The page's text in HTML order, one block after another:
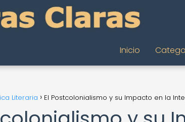
Inicio
Literaria El Postcolonialismo y su Impacto en la